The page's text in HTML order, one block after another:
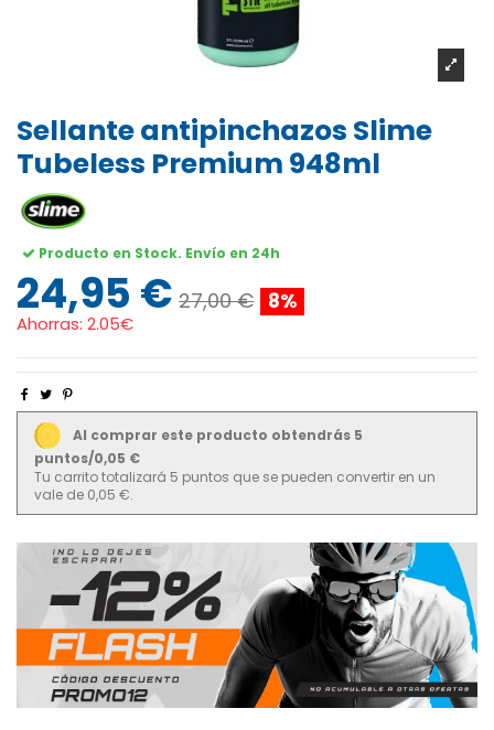
Sellante antipinchazos Slime
Tubeless Premium 948ml
Producto en Stock. Envío en 24h
24,95 € 27,00 € 8%
Ahorras: 2.05€
Al comprar este producto obtendrás 5
puntos/0,05 €
Tu carrito totalizará 5 puntos que se pueden convertir en un
vale de 0,05 €.